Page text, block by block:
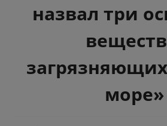
назвал три
море»